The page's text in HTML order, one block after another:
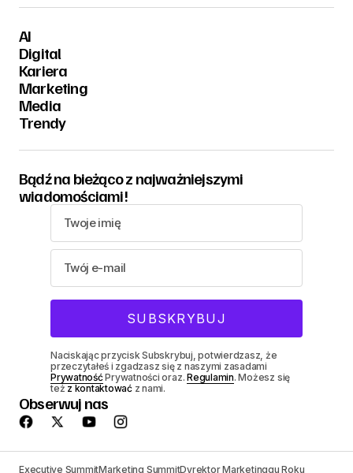
AI
Digital
Kariera
Marketing
Media
Trendy
Bądź na bieżąco z najważniejszymi
wiadomościami!
Naciskając przycisk Subskrybuj, potwierdzasz, że
przeczytałeś i zgadzasz się z naszymi zasadami
PrywatnośćPrywatności oraz.Regulamin. Możesz się
też z kontaktowaćz nami.
Obserwuj nas
Executive SummitMarketing SummitDyrektor Marketinggu Roku